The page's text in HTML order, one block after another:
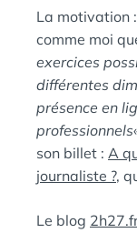
La motivation
comme moi
exercices
différentes
présence en
professionnels
son billet : A
journaliste ?,
Le blog